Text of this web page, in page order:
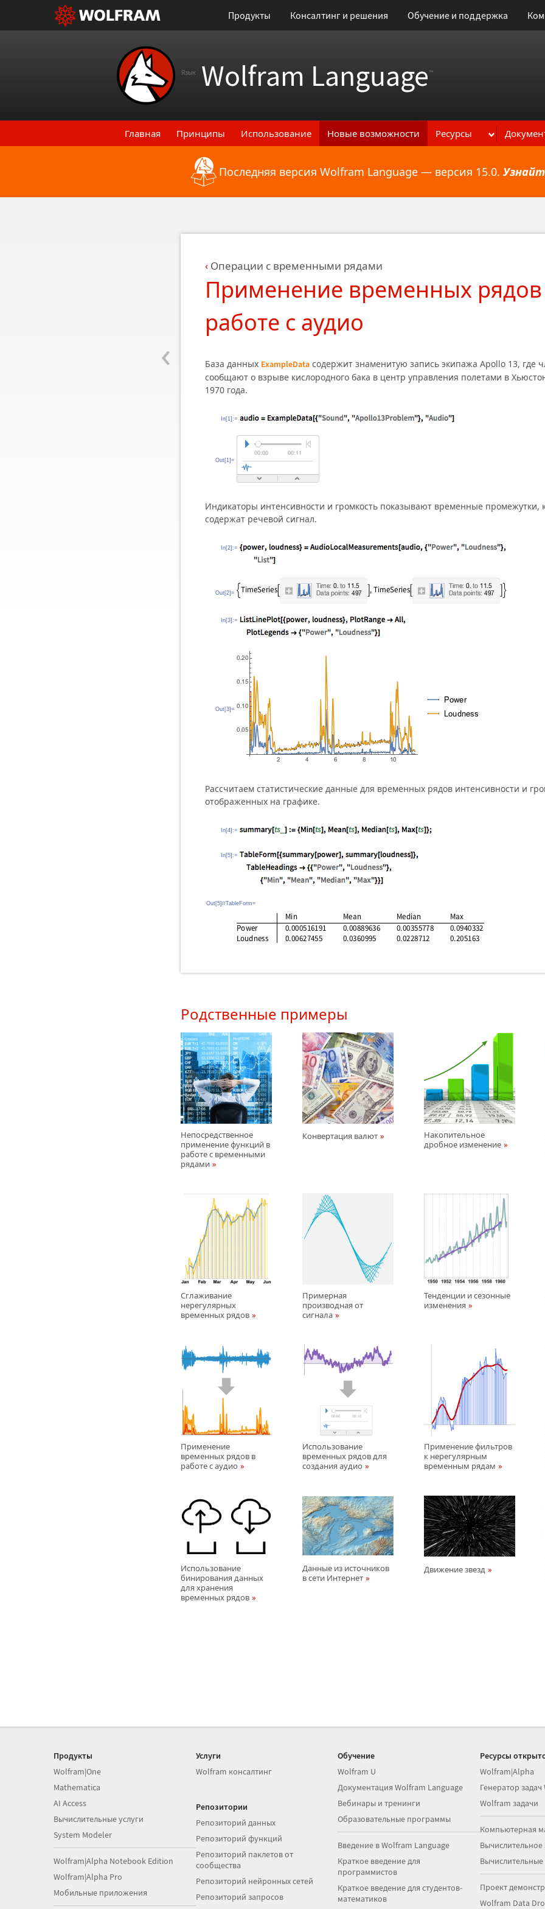
Продукты Консалтинг и решения Обучение и поддержка
Язык Wolfram Language™
Главная Принципы Использование Новые возможности Ресурсы
Назад к последним функциональным возможностям
Последняя версия Wolfram Language — версия 15.0.
‹
Операции с временными рядами
Применение временных
работе с аудиo
База данных ExampleData содержит знаменитую запись экипажа Apollo 13, где
сообщают о взрыве кислородного бака в центр управления полетами в
1970 года.
In[1]:=
Out[1]=
Индикаторы интенсивности и громкость показывают временные промежутки,
содержат речевой сигнал.
In[2]:=
Out[2]=
In[3]:=
Out[3]=
Рассчитаем статистические данные для временных рядов интенсивности и
отображенных на графике.
In[4]:=
In[5]:=
Out[5]//TableForm=
Родственные примеры
Непосредственное
применение функций в
работе с временными
рядами
Конвертация валют
Накопительное
дробное изменение
Сглаживание
нерегулярных
временных рядов
Примерная
производная от
сигнала
Тенденции и сезонные
изменения
Применение
временных рядов в
работе с аудиo
Использование
временных рядов для
создания аудио
Применение фильтров
к нерегулярным
временным рядам
Использование
бинирования данных
для хранения
временных рядов
Данные из источников
в сети Интернет
Движение звезд
Продукты
Wolfram|One
Mathematica
AI Access
Вычислительные услуги
System Modeler
Wolfram|Alpha Notebook Edition
Wolfram|Alpha Pro
Мобильные приложения
Услуги
Wolfram консалтинг
Репозитории
Репозиторий данных
Репозиторий функций
Репозиторий паклетов от
сообщества
Репозиторий нейронных сетей
Репозиторий запросов
Обучение
Wolfram U
Документация Wolfram Language
Вебинары и тренинги
Образовательные программы
Введение в Wolfram Language
Краткое введение для
программистов
Краткое введение для студентов-
математиков
Ресурсы
Wolfram|Alpha
Генератор
Wolfram задачи
Компьютерная
Проект
Wolfram Data